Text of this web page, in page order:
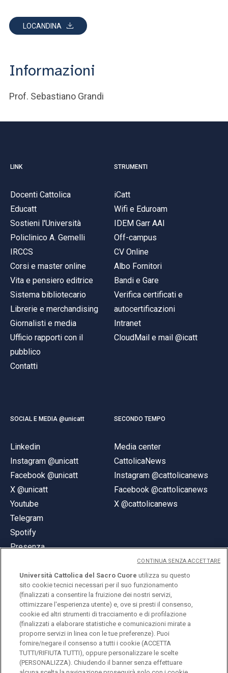
LOCANDINA
Informazioni
Prof. Sebastiano Grandi
LINK
Docenti Cattolica
Educatt
Sostieni l'Università
Policlinico A. Gemelli
IRCCS
Corsi e master online
Vita e pensiero editrice
Sistema bibliotecario
Librerie e merchandising
Giornalisti e media
Ufficio rapporti con il
pubblico
Contatti
STRUMENTI
iCatt
Wifi e Eduroam
IDEM Garr AAI
Off-campus
CV Online
Albo Fornitori
Bandi e Gare
Verifica certificati e
autocertificazioni
Intranet
CloudMail e mail @icatt
SOCIAL E MEDIA @unicatt
Linkedin
Instagram @unicatt
Facebook @unicatt
X @unicatt
Youtube
Telegram
Spotify
Presenza
SECONDO TEMPO
Media center
CattolicaNews
Instagram @cattolicanews
Facebook @cattolicanews
X @cattolicanews
© Università Cattolica del Sacro Cuore
Largo A. Gemelli 1, 20123 Milano
PI 02133120150
Università Cattolica del Sacro Cuore utilizza su questo
sito cookie tecnici necessari per il suo funzionamento
(finalizzati a consentire la fruizione dei nostri servizi,
ottimizzare l'esperienza utente) e, ove si presti il consenso,
cookie ed altri strumenti di tracciamento e di profilazione
(finalizzati a elaborare statistiche e comunicazioni mirate a
proporre servizi in linea con le tue preferenze). Puoi
fornire/negare il consenso a tutti i cookie (ACCETTA
TUTTI/RIFIUTA TUTTI), oppure personalizzare le scelte
(PERSONALIZZA). Chiudendo il banner senza effettuare
CONTINUA SENZA ACCETTARE